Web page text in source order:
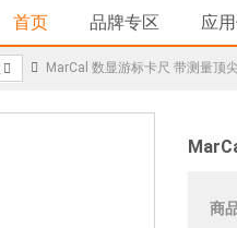
首页 品牌专区 应
MarCal 数显游标卡尺 带测量顶尖
商